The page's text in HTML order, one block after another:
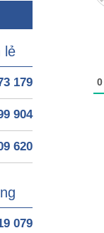
lẻ
179
904
620
079
0